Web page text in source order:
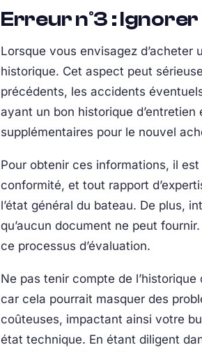
Erreur n°3 :
Lorsque vous envisagez d’acheter
historique. Cet aspect peut
précédents, les accidents
ayant un bon historique
supplémentaires pour le nouvel
Pour obtenir ces informations, il
conformité, et tout rapport
l’état général du bateau. De plus,
qu’aucun document ne peut fournir.
ce processus d’évaluation.
Ne pas tenir compte de
car cela pourrait masquer des
coûteuses, impactant ainsi votre
état technique. En étant diligent